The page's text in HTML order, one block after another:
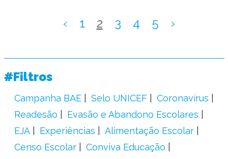
‹ 1 2 3 4 5 ›
#Filtros
Campanha BAE Selo UNICEF
Coronavírus
Readesão
Evasão e Abandono Escolares
EJA
Experiências
Alimentação Escolar
Censo Escolar
Conviva Educação